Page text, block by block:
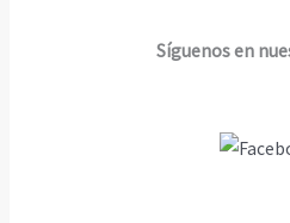
Síguenos en